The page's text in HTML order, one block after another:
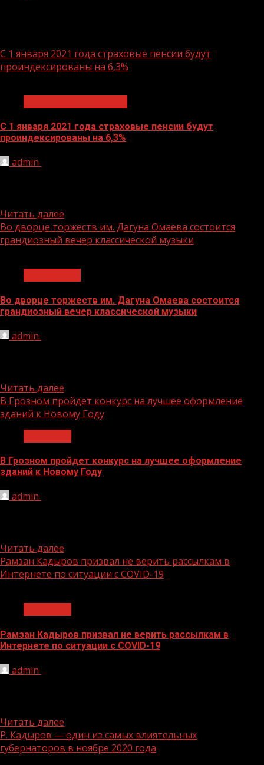
С 1 января 2021 года страховые пенсии будут
проиндексированы на 6,3%
С 1 января 2021 года страховые пенсии будут
проиндексированы на 6,3%
admin
Читать далее
Во дворце торжеств им. Дагуна Омаева состоится
грандиозный вечер классической музыки
Во дворце торжеств им. Дагуна Омаева состоится
грандиозный вечер классической музыки
admin
Читать далее
В Грозном пройдет конкурс на лучшее оформление
зданий к Новому Году
В Грозном пройдет конкурс на лучшее оформление
зданий к Новому Году
admin
Читать далее
Рамзан Кадыров призвал не верить рассылкам в
Интернете по ситуации с COVID-19
Рамзан Кадыров призвал не верить рассылкам в
Интернете по ситуации с COVID-19
admin
Читать далее
Р. Кадыров — один из самых влиятельных
губернаторов в ноябре 2020 года